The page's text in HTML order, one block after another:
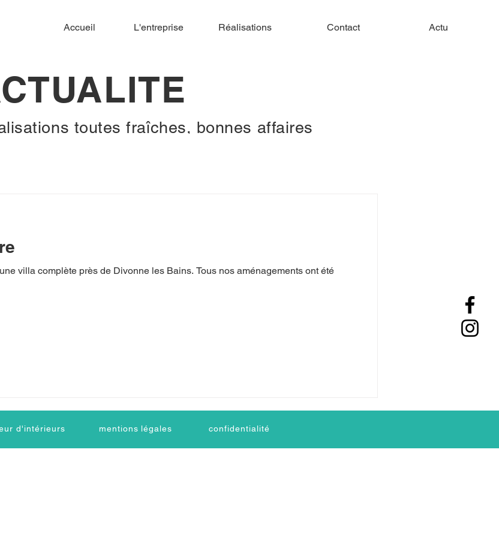
Accueil L'entreprise Réalisations Contact Actu
toutes fraîches, bonnes affaires
villa complète près de Divonne les Bains. Tous nos aménagements ont été
d'intérieurs mentions légales confidentialité